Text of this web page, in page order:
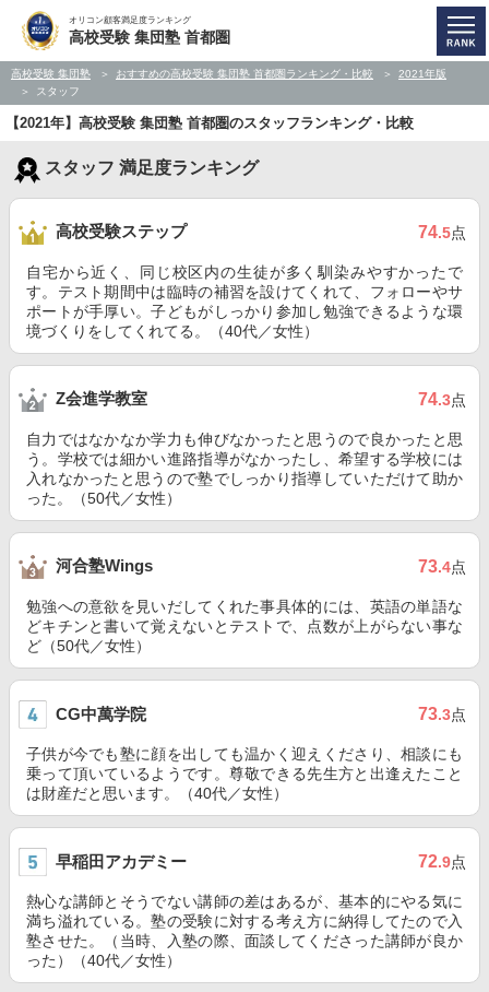
オリコン顧客満足度ランキング
高校受験 集団塾 首都圏
高校受験 集団塾 おすすめの高校受験 集団塾 首都圏ランキング・比較
2021年版
スタッフ
【2021年】高校受験 集団塾 首都圏のスタッフランキング・比較
スタッフ 満足度ランキング
高校受験ステップ 74.5点
自宅から近く、同じ校区内の生徒が多く馴染みやすかったで
す。テスト期間中は臨時の補習を設けてくれて、フォローやサ
ポートが手厚い。子どもがしっかり参加し勉強できるような環
境づくりをしてくれてる。（40代／女性）
Z会進学教室 74.3点
自力ではなかなか学力も伸びなかったと思うので良かったと思
う。学校では細かい進路指導がなかったし、希望する学校には
入れなかったと思うので塾でしっかり指導していただけて助か
った。（50代／女性）
河合塾Wings 73.4点
勉強への意欲を見いだしてくれた事具体的には、英語の単語な
どキチンと書いて覚えないとテストで、点数が上がらない事な
ど（50代／女性）
CG中萬学院 73.3点
子供が今でも塾に顔を出しても温かく迎えくださり、相談にも
乗って頂いているようです。尊敬できる先生方と出逢えたこと
は財産だと思います。（40代／女性）
早稲田アカデミー 72.9点
熱心な講師とそうでない講師の差はあるが、基本的にやる気に
満ち溢れている。塾の受験に対する考え方に納得してたので入
塾させた。（当時、入塾の際、面談してくださった講師が良か
った）（40代／女性）